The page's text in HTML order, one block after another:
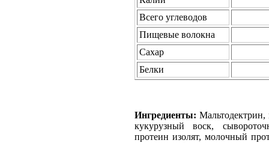
Всего углеводов
Пищевые волокна
Сахар
Белки
Ингредиенты:
кукурузный воск,
протеин изолят, молочный